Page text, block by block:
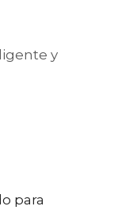
y
para